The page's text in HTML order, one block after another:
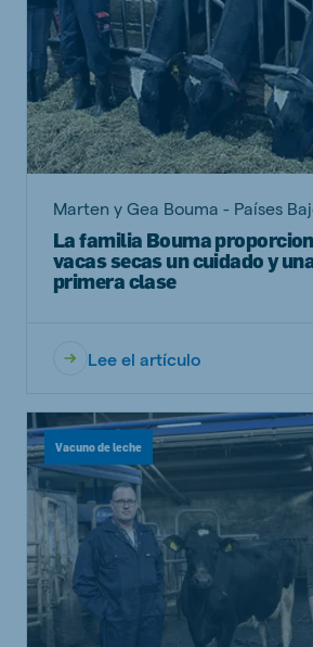
Marten y Gea Bouma - Países
La familia Bouma
vacas secas un cuidado y
primera clase
Lee el artículo
Vacuno de leche